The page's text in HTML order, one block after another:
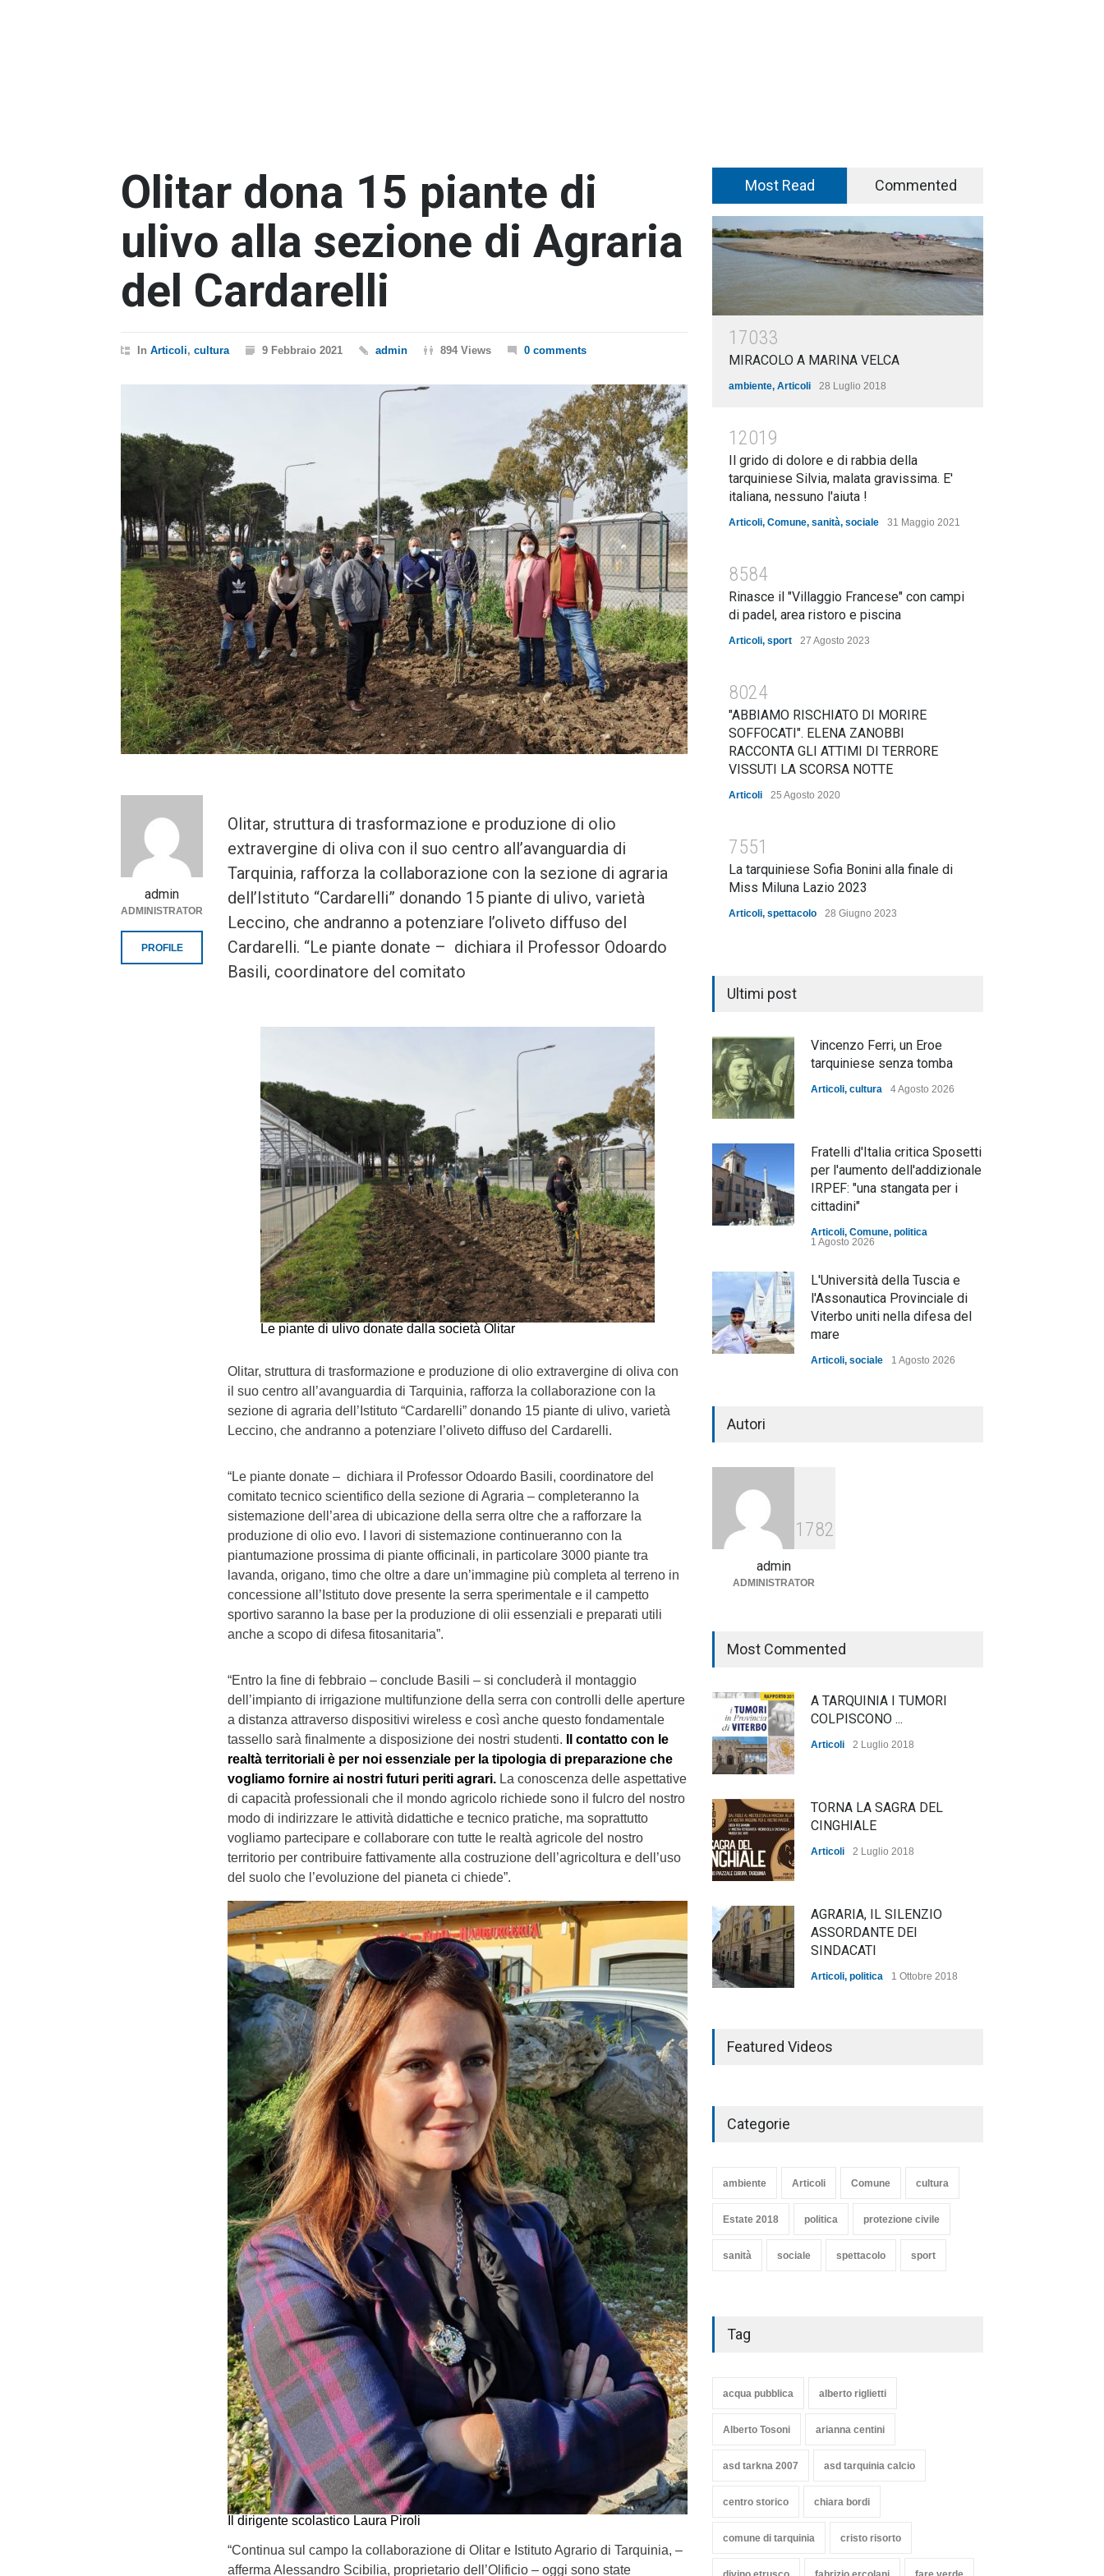
Olitar dona 15 piante di
ulivo alla sezione di Agraria
del Cardarelli
In Articoli, cultura 9 Febbraio 2021 admin 894 Views 0 comments
Olitar, struttura di trasformazione e produzione di olio
extravergine di oliva con il suo centro all’avanguardia di
Tarquinia, rafforza la collaborazione con la sezione di agraria
dell’Istituto “Cardarelli” donando 15 piante di ulivo, varietà
Leccino, che andranno a potenziare l’oliveto diffuso del
Cardarelli. “Le piante donate – dichiara il Professor Odoardo
Basili, coordinatore del comitato
Le piante di ulivo donate dalla società Olitar
Olitar, struttura di trasformazione e produzione di olio extravergine di oliva con
il suo centro all’avanguardia di Tarquinia, rafforza la collaborazione con la
sezione di agraria dell’Istituto “Cardarelli” donando 15 piante di ulivo, varietà
Leccino, che andranno a potenziare l’oliveto diffuso del Cardarelli.
“Le piante donate – dichiara il Professor Odoardo Basili, coordinatore del
comitato tecnico scientifico della sezione di Agraria – completeranno la
sistemazione dell’area di ubicazione della serra oltre che a rafforzare la
produzione di olio evo. I lavori di sistemazione continueranno con la
piantumazione prossima di piante officinali, in particolare 3000 piante tra
lavanda, origano, timo che oltre a dare un’immagine più completa al terreno in
concessione all’Istituto dove presente la serra sperimentale e il campetto
sportivo saranno la base per la produzione di olii essenziali e preparati utili
anche a scopo di difesa fitosanitaria”.
“Entro la fine di febbraio – conclude Basili – si concluderà il montaggio
dell’impianto di irrigazione multifunzione della serra con controlli delle aperture
a distanza attraverso dispositivi wireless e così anche questo fondamentale
tassello sarà finalmente a disposizione dei nostri studenti.
Il contatto con le
realtà territoriali è per noi essenziale per la tipologia di preparazione che
vogliamo fornire ai nostri futuri periti agrari. La conoscenza delle aspettative
di capacità professionali che il mondo agricolo richiede sono il fulcro del nostro
modo di indirizzare le attività didattiche e tecnico pratiche, ma soprattutto
vogliamo partecipare e collaborare con tutte le realtà agricole del nostro
territorio per contribuire fattivamente alla costruzione dell’agricoltura e dell’uso
del suolo che l’evoluzione del pianeta ci chiede”.
Il dirigente scolastico Laura Piroli
“Continua sul campo la collaborazione di Olitar e Istituto Agrario di Tarquinia, –
afferma Alessandro Scibilia, proprietario dell’Olificio – oggi sono state
admin
ADMINISTRATOR
PROFILE
Most Read Commented
17033
MIRACOLO A MARINA VELCA
ambiente, Articoli 28 Luglio 2018
12019
Il grido di dolore e di rabbia della
tarquiniese Silvia, malata gravissima. E'
italiana, nessuno l'aiuta !
Articoli, Comune, sanità, sociale 31 Maggio 2021
8584
Rinasce il "Villaggio Francese" con campi
di padel, area ristoro e piscina
Articoli, sport 27 Agosto 2023
8024
"ABBIAMO RISCHIATO DI MORIRE
SOFFOCATI". ELENA ZANOBBI
RACCONTA GLI ATTIMI DI TERRORE
VISSUTI LA SCORSA NOTTE
Articoli 25 Agosto 2020
7551
La tarquiniese Sofia Bonini alla finale di
Miss Miluna Lazio 2023
Articoli, spettacolo 28 Giugno 2023
Ultimi post
Vincenzo Ferri, un Eroe
tarquiniese senza tomba
Articoli, cultura 4 Agosto 2026
Fratelli d'Italia critica Sposetti
per l'aumento dell'addizionale
IRPEF: "una stangata per i
cittadini"
Articoli, Comune, politica
1 Agosto 2026
L'Università della Tuscia e
l'Assonautica Provinciale di
Viterbo uniti nella difesa del
mare
Articoli, sociale 1 Agosto 2026
arrivano i pagamenti PAC, la
soddisfazione del Ministro
ambiente
Autori
1782
admin
ADMINISTRATOR
Most Commented
A TARQUINIA I TUMORI
COLPISCONO ...
Articoli 2 Luglio 2018
TORNA LA SAGRA DEL
CINGHIALE
Articoli 2 Luglio 2018
AGRARIA, IL SILENZIO
ASSORDANTE DEI
SINDACATI
Articoli, politica 1 Ottobre 2018
Articoli cultura 8 Maggio 2020
Featured Videos
Categorie
ambiente Articoli Comune cultura
Estate 2018 politica protezione civile
sanità sociale spettacolo sport
Tag
acqua pubblica alberto riglietti
Alberto Tosoni arianna centini
asd tarkna 2007 asd tarquinia calcio
centro storico chiara bordi
comune di tarquinia cristo risorto